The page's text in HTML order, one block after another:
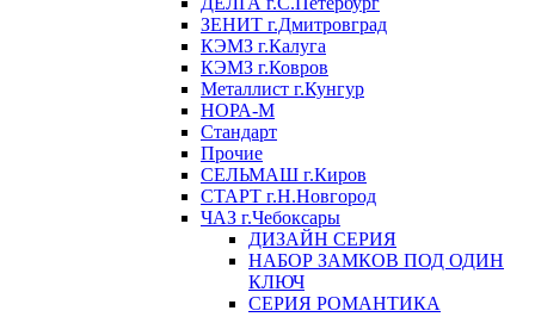
ЗЕНИТ г.Дмитровград
КЭМЗ г.Калуга
КЭМЗ г.Ковров
Металлист г.Кунгур
НОРА-М
Стандарт
Прочие
СЕЛЬМАШ г.Киров
СТАРТ г.Н.Новгород
ЧАЗ г.Чебоксары
ДИЗАЙН СЕРИЯ
НАБОР ЗАМКОВ ПОД ОДИН
КЛЮЧ
СЕРИЯ РОМАНТИКА